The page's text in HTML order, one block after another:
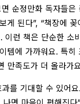
순정만화 독자들은
게 된다”, “책장에
이런 책은 단순한 소
템에 가까워요. 특히
만족도가 더 올라가
를 기대할 수 있어